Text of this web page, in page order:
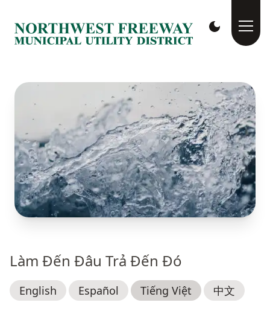
Làm Đến Đâu Trả Đến Đó
English Español Tiếng Việt 中文